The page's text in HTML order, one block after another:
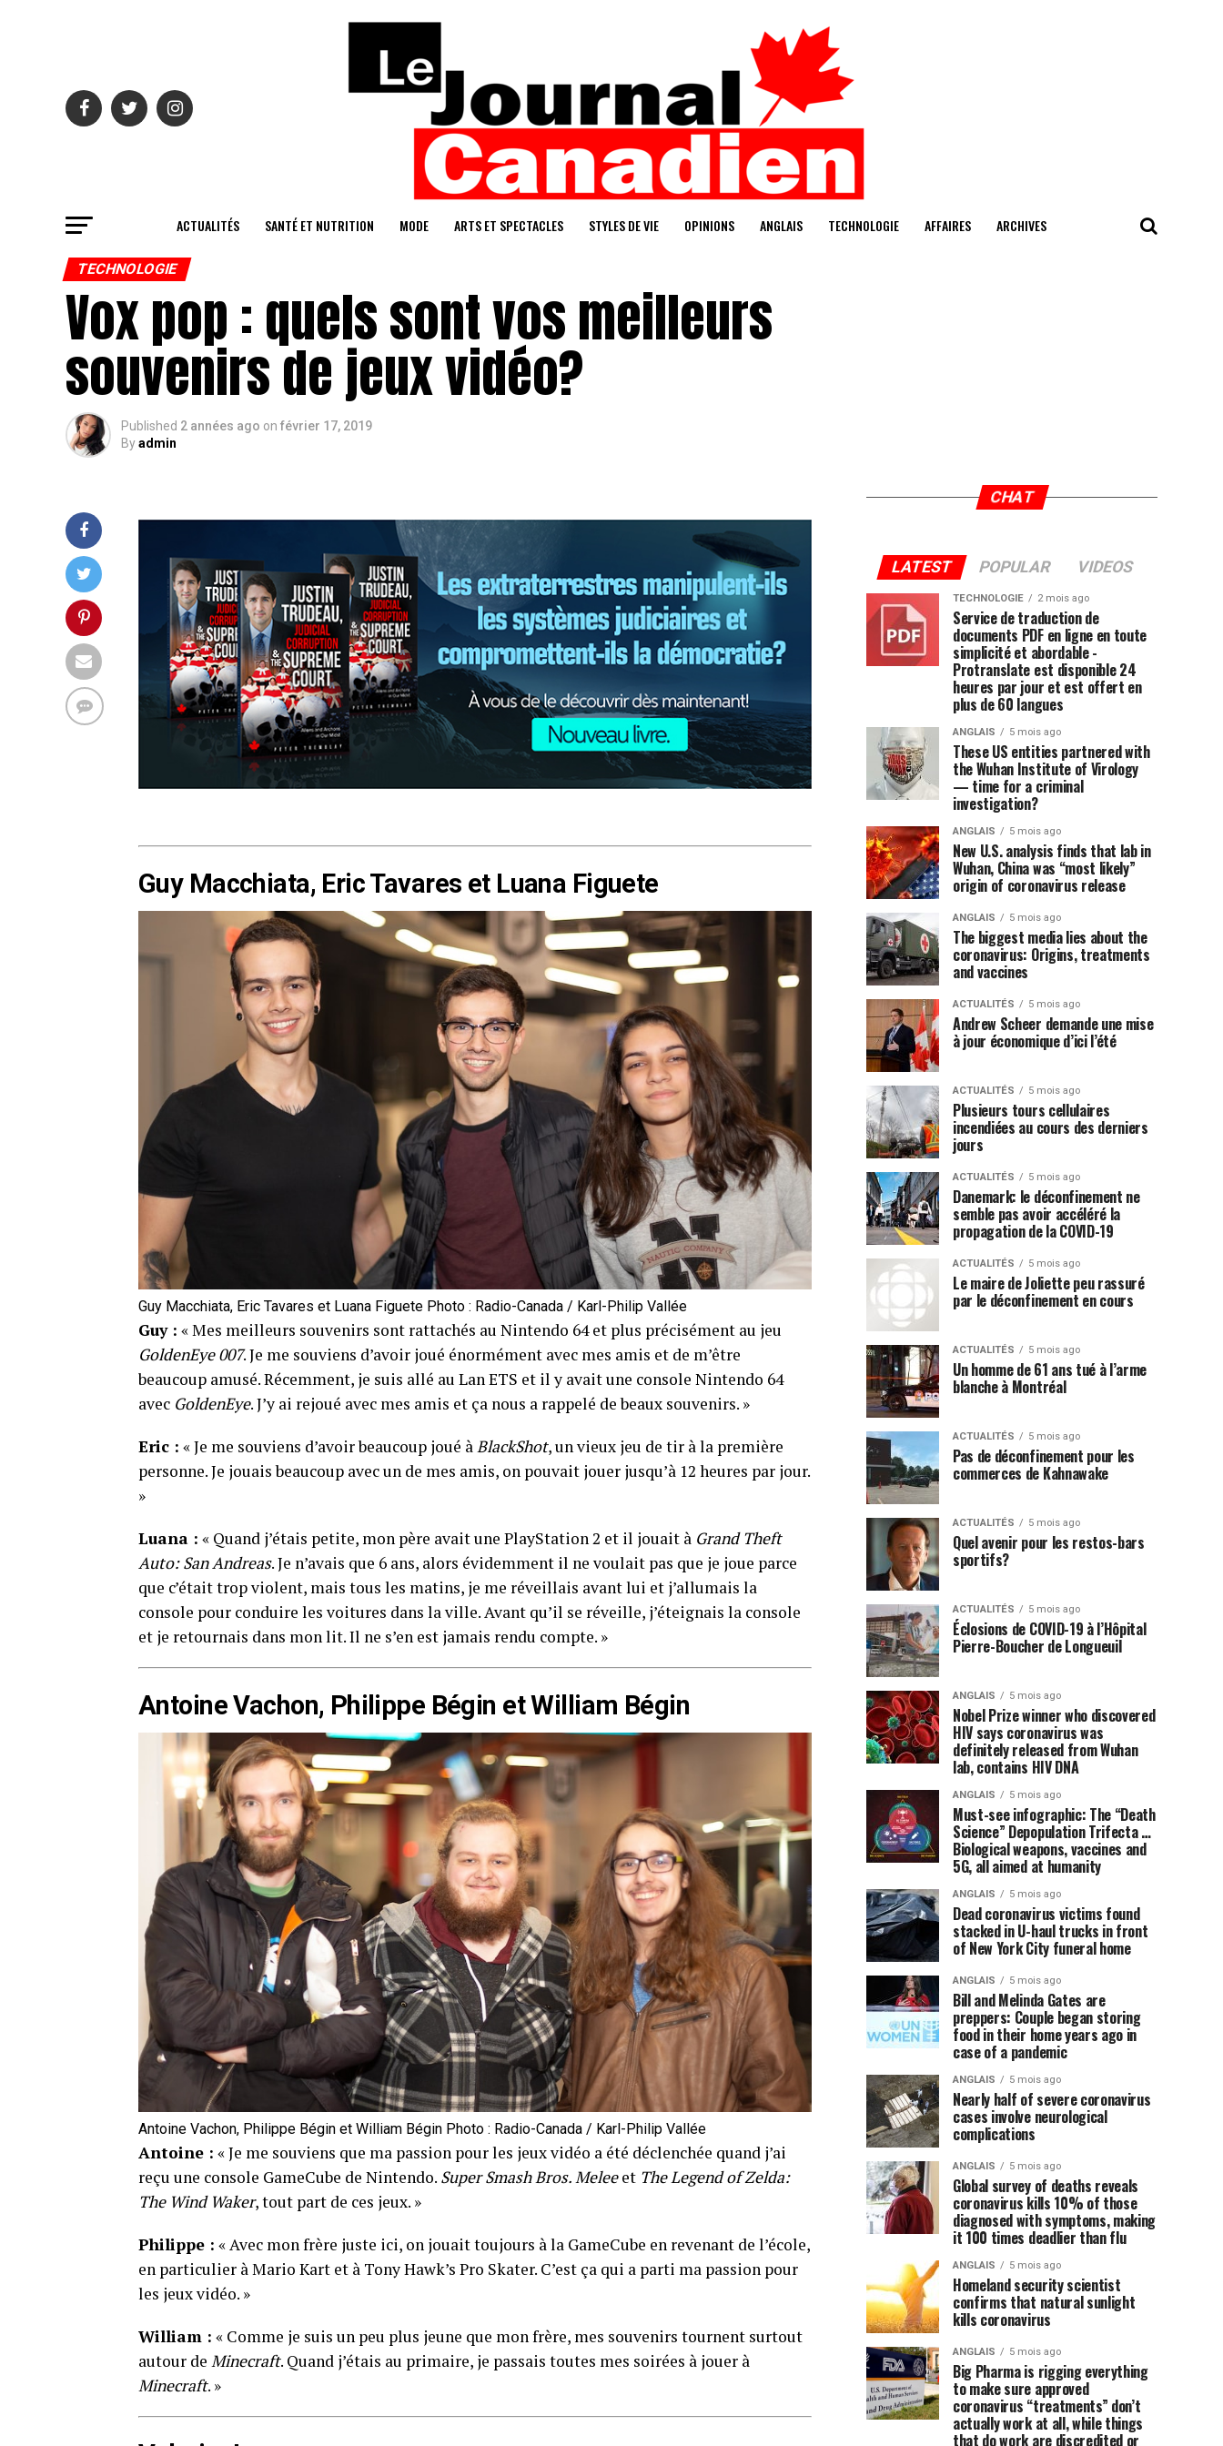
ACTUALITÉS SANTÉ ET NUTRITION MODE ARTS ET SPECTACLES STYLES DE VIE OPINIONS ANGLAIS TECHNOLOGIE AFFAIRES ARCHIVES
TECHNOLOGIE
Vox pop : quels sont vos meilleurs
souvenirs de jeux vidéo?
Published 2 années ago on février 17, 2019
Byadmin
Guy Macchiata, Eric Tavares et Luana Figuete
Guy Macchiata, Eric Tavares et Luana Figuete Photo : Radio-Canada / Karl-Philip Vallée
Guy : « Mes meilleurs souvenirs sont rattachés au Nintendo 64 et plus précisément au jeu
GoldenEye 007. Je me souviens d’avoir joué énormément avec mes amis et de m’être
beaucoup amusé. Récemment, je suis allé au Lan ETS et il y avait une console Nintendo 64
avec GoldenEye. J’y ai rejoué avec mes amis et ça nous a rappelé de beaux souvenirs. »
Eric : « Je me souviens d’avoir beaucoup joué àBlackShot, un vieux jeu de tir à la première
personne. Je jouais beaucoup avec un de mes amis, on pouvait jouer jusqu’à 12 heures par jour.
»
Luana : « Quand j’étais petite, mon père avait une PlayStation 2 et il jouait à Grand Theft
Auto: San Andreas. Je n’avais que 6 ans, alors évidemment il ne voulait pas que je joue parce
que c’était trop violent, mais tous les matins, je me réveillais avant lui et j’allumais la
console pour conduire les voitures dans la ville. Avant qu’il se réveille, j’éteignais la console
et je retournais dans mon lit. Il ne s’en est jamais rendu compte. »
Antoine Vachon, Philippe Bégin et William Bégin
Antoine Vachon, Philippe Bégin et William Bégin Photo : Radio-Canada / Karl-Philip Vallée
Antoine : « Je me souviens que ma passion pour les jeux vidéo a été déclenchée quand j’ai
reçu une console GameCube de Nintendo. Super Smash Bros. Meleeet The Legend of Zelda:
The Wind Waker, tout part de ces jeux. »
Philippe : « Avec mon frère juste ici, on jouait toujours à la GameCube en revenant de l’école,
en particulier à Mario Kart et à Tony Hawk’s Pro Skater. C’est ça qui a parti ma passion pour
les jeux vidéo. »
William : « Comme je suis un peu plus jeune que mon frère, mes souvenirs tournent surtout
autour de Minecraft. Quand j’étais au primaire, je passais toutes mes soirées à jouer à
Minecraft. »
CHAT
LATEST POPULAR VIDEOS
TECHNOLOGIE 2 mois ago
Service de traduction de
documents PDF en ligne en toute
simplicité et abordable -
Protranslate est disponible 24
heures par jour et est offert en
plus de 60 langues
ANGLAIS 5 mois ago
These US entities partnered with
the Wuhan Institute of Virology
— time for a criminal
investigation?
ANGLAIS 5 mois ago
New U.S. analysis finds that lab in
Wuhan, China was “most likely”
origin of coronavirus release
ANGLAIS 5 mois ago
The biggest media lies about the
coronavirus: Origins, treatments
and vaccines
ACTUALITÉS 5 mois ago
Andrew Scheer demande une mise
à jour économique d’ici l’été
ACTUALITÉS 5 mois ago
Plusieurs tours cellulaires
incendiées au cours des derniers
jours
ACTUALITÉS 5 mois ago
Danemark: le déconfinement ne
semble pas avoir accéléré la
propagation de la COVID-19
ACTUALITÉS 5 mois ago
Le maire de Joliette peu rassuré
par le déconfinement en cours
ACTUALITÉS 5 mois ago
Un homme de 61 ans tué à l’arme
blanche à Montréal
ACTUALITÉS 5 mois ago
Pas de déconfinement pour les
commerces de Kahnawake
ACTUALITÉS 5 mois ago
Quel avenir pour les restos-bars
sportifs?
ACTUALITÉS 5 mois ago
Éclosions de COVID-19 à l’Hôpital
Pierre-Boucher de Longueuil
ANGLAIS 5 mois ago
Nobel Prize winner who discovered
HIV says coronavirus was
definitely released from Wuhan
lab, contains HIV DNA
ANGLAIS 5 mois ago
Must-see infographic: The “Death
Science” Depopulation Trifecta …
Biological weapons, vaccines and
5G, all aimed at humanity
ANGLAIS 5 mois ago
Dead coronavirus victims found
stacked in U-haul trucks in front
of New York City funeral home
ANGLAIS 5 mois ago
Bill and Melinda Gates are
preppers: Couple began storing
food in their home years ago in
case of a pandemic
ANGLAIS 5 mois ago
Nearly half of severe coronavirus
cases involve neurological
complications
ANGLAIS 5 mois ago
Global survey of deaths reveals
coronavirus kills 10% of those
diagnosed with symptoms, making
it 100 times deadlier than flu
ANGLAIS 5 mois ago
Homeland security scientist
confirms that natural sunlight
kills coronavirus
ANGLAIS 5 mois ago
Big Pharma is rigging everything
to make sure approved
coronavirus “treatments” don’t
actually work at all, while things
that do work are discredited or